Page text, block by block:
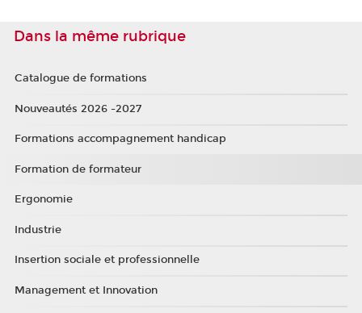
Dans la même rubrique
Catalogue de formations
Nouveautés 2026 -2027
Formations accompagnement handicap
Formation de formateur
Ergonomie
Industrie
Insertion sociale et professionnelle
Management et Innovation